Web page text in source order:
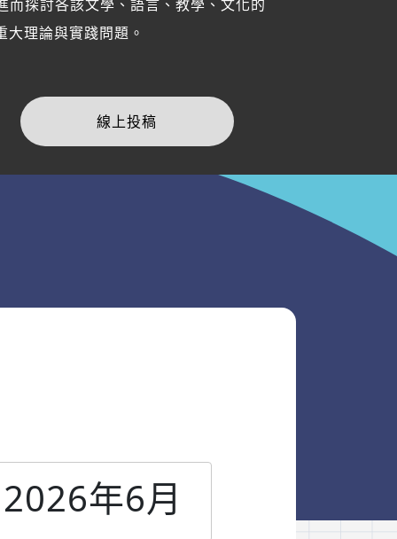
探討各該文學、語言、教學、文化的
理論與實踐問題。
線上投稿
2026年6月